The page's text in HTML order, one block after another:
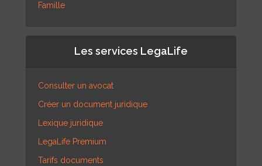
Famille
Les services LegaLife
Consulter un avocat
Créer un document juridique
Lexique juridique
LegaLife Premium
Tarifs documents